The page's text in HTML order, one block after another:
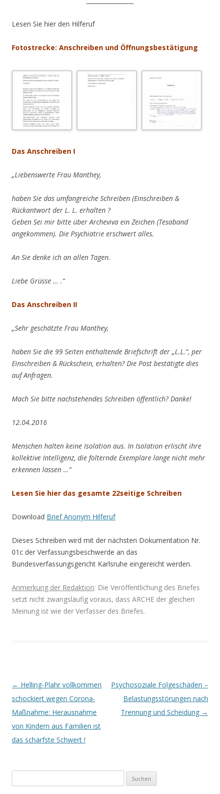
Lesen Sie hier den Hilferuf
Fotostrecke: Anschreiben und Öffnungsbestätigung
Das Anschreiben I
„Liebenswerte Frau Manthey,
haben Sie das umfangreiche Schreiben (Einschreiben &
Rückantwort der L. L. erhalten ?
Geben Sei mir bitte über Archeviva ein Zeichen (Tesaband
angekommen). Die Psychiatrie erschwert alles.
An Sie denke ich an allen Tagen.
Liebe Grüsse … .“
Das Anschreiben II
„Sehr geschätzte Frau Manthey,
haben Sie die 99 Seiten enthaltende Briefschrift der „L.L.“, per
Einschreiben & Rückschein, erhalten? Die Post bestätigte dies
auf Anfragen.
Mach Sie bitte nachstehendes Schreiben öffentlich? Danke!
12.04.2016
Menschen halten keine Isolation aus. In Isolation erlischt ihre
kollektive Intelligenz, die folternde Exemplare lange nicht mehr
erkennen lassen …“
Lesen Sie hier das gesamte 22seitige Schreiben
Download Brief Anonym Hilferuf
Dieses Schreiben wird mit der nächsten Dokumentation Nr.
01c der Verfassungsbeschwerde an das
Bundesverfassungsgericht Karlsruhe eingereicht werden.
Anmerkung der Redaktion: Die Veröffentlichung des Briefes
setzt nicht zwangsläufig voraus, dass ARCHE der gleichen
Meinung ist wie der Verfasser des Briefes.
Beitrags-
Navigation
← Helling-Plahr vollkommen
schockiert wegen Corona-
Maßnahme: Herausnahme
von Kindern aus Familien ist
das schärfste Schwert !
Psychosoziale Folgeschäden –
Belastungsstörungen nach
Trennung und Scheidung →
nach: